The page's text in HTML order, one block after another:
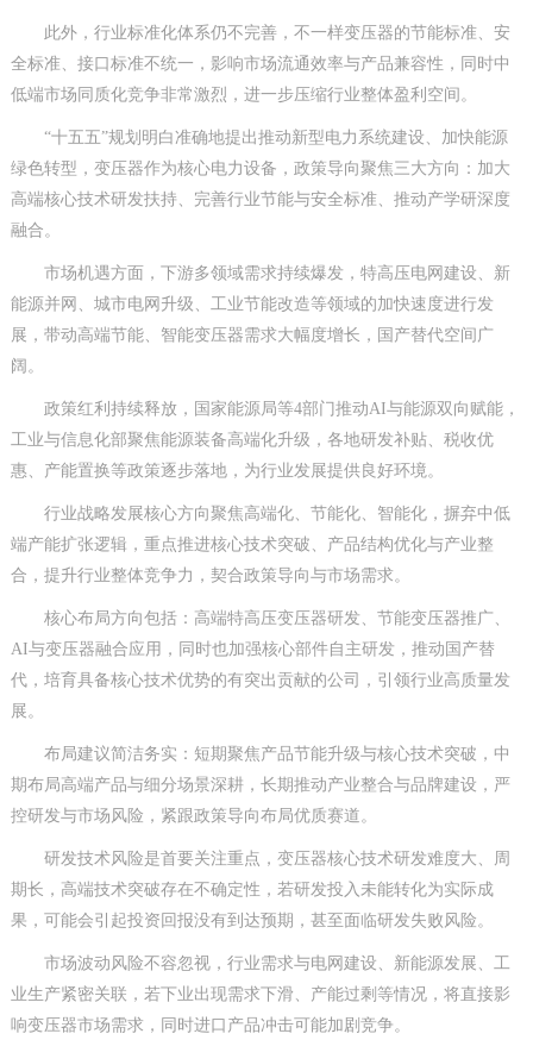
此外，行业标准化体系仍不完善，不一样变压器的节能标准、安
全标准、接口标准不统一，影响市场流通效率与产品兼容性，同时中
低端市场同质化竞争非常激烈，进一步压缩行业整体盈利空间。
“十五五”规划明白准确地提出推动新型电力系统建设、加快能源
绿色转型，变压器作为核心电力设备，政策导向聚焦三大方向：加大
高端核心技术研发扶持、完善行业节能与安全标准、推动产学研深度
融合。
市场机遇方面，下游多领域需求持续爆发，特高压电网建设、新
能源并网、城市电网升级、工业节能改造等领域的加快速度进行发
展，带动高端节能、智能变压器需求大幅度增长，国产替代空间广
阔。
政策红利持续释放，国家能源局等4部门推动AI与能源双向赋能，
工业与信息化部聚焦能源装备高端化升级，各地研发补贴、税收优
惠、产能置换等政策逐步落地，为行业发展提供良好环境。
行业战略发展核心方向聚焦高端化、节能化、智能化，摒弃中低
端产能扩张逻辑，重点推进核心技术突破、产品结构优化与产业整
合，提升行业整体竞争力，契合政策导向与市场需求。
核心布局方向包括：高端特高压变压器研发、节能变压器推广、
AI与变压器融合应用，同时也加强核心部件自主研发，推动国产替
代，培育具备核心技术优势的有突出贡献的公司，引领行业高质量发
展。
布局建议简洁务实：短期聚焦产品节能升级与核心技术突破，中
期布局高端产品与细分场景深耕，长期推动产业整合与品牌建设，严
控研发与市场风险，紧跟政策导向布局优质赛道。
研发技术风险是首要关注重点，变压器核心技术研发难度大、周
期长，高端技术突破存在不确定性，若研发投入未能转化为实际成
果，可能会引起投资回报没有到达预期，甚至面临研发失败风险。
市场波动风险不容忽视，行业需求与电网建设、新能源发展、工
业生产紧密关联，若下业出现需求下滑、产能过剩等情况，将直接影
响变压器市场需求，同时进口产品冲击可能加剧竞争。